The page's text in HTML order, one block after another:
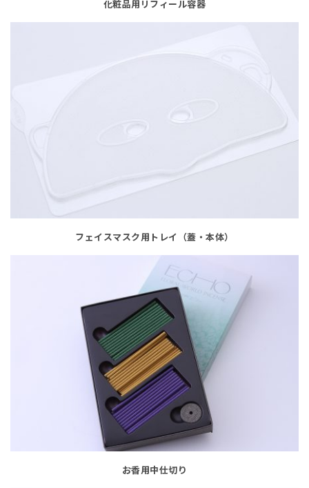
化粧品用リフィール容器
フェイスマスク用トレイ（蓋・本体）
お香用中仕切り